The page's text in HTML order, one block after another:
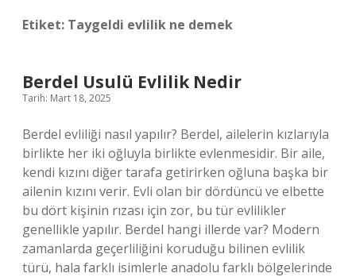
Etiket: Taygeldi evlilik ne demek
Berdel Usulü Evlilik Nedir
Tarih: Mart 18, 2025
Berdel evliliği nasıl yapılır? Berdel, ailelerin kızlarıyla
birlikte her iki oğluyla birlikte evlenmesidir. Bir aile,
kendi kızını diğer tarafa getirirken oğluna başka bir
ailenin kızını verir. Evli olan bir dördüncü ve elbette
bu dört kişinin rızası için zor, bu tür evlilikler
genellikle yapılır. Berdel hangi illerde var? Modern
zamanlarda geçerliliğini koruduğu bilinen evlilik
türü, hala farklı isimlerle anadolu farklı bölgelerinde